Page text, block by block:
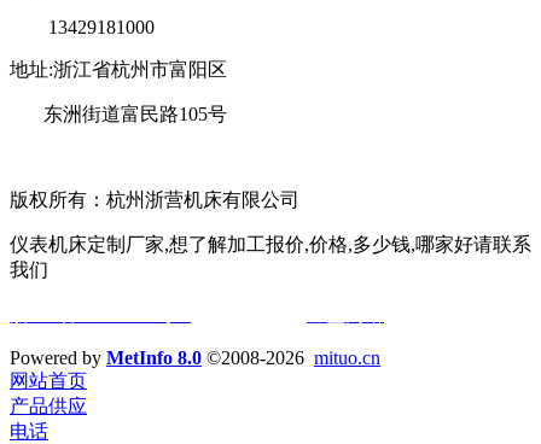
13429181000
地址:浙江省杭州市富阳区
东洲街道富民路105号
版权所有：杭州浙营机床有限公司
仪表机床定制厂家,想了解加工报价,价格,多少钱,哪家好请联系
我们
Powered by MetInfo 8.0 ©2008-2026 mituo.cn
网站首页
产品供应
电话